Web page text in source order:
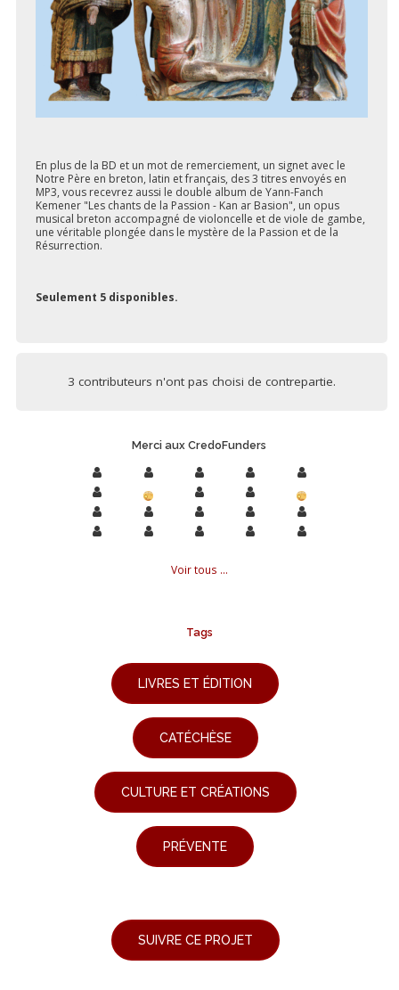
En plus de la BD et un mot de remerciement, un signet avec le
Notre Père en breton, latin et français, des 3 titres envoyés en
MP3, vous recevrez aussi le double album de Yann-Fanch
Kemener "Les chants de la Passion - Kan ar Basion", un opus
musical breton accompagné de violoncelle et de viole de gambe,
une véritable plongée dans le mystère de la Passion et de la
Résurrection.
Seulement 5 disponibles.
3 contributeurs n'ont pas choisi de contrepartie.
Merci aux CredoFunders
Voir tous ...
Tags
LIVRES ET ÉDITION
CATÉCHÈSE
CULTURE ET CRÉATIONS
PRÉVENTE